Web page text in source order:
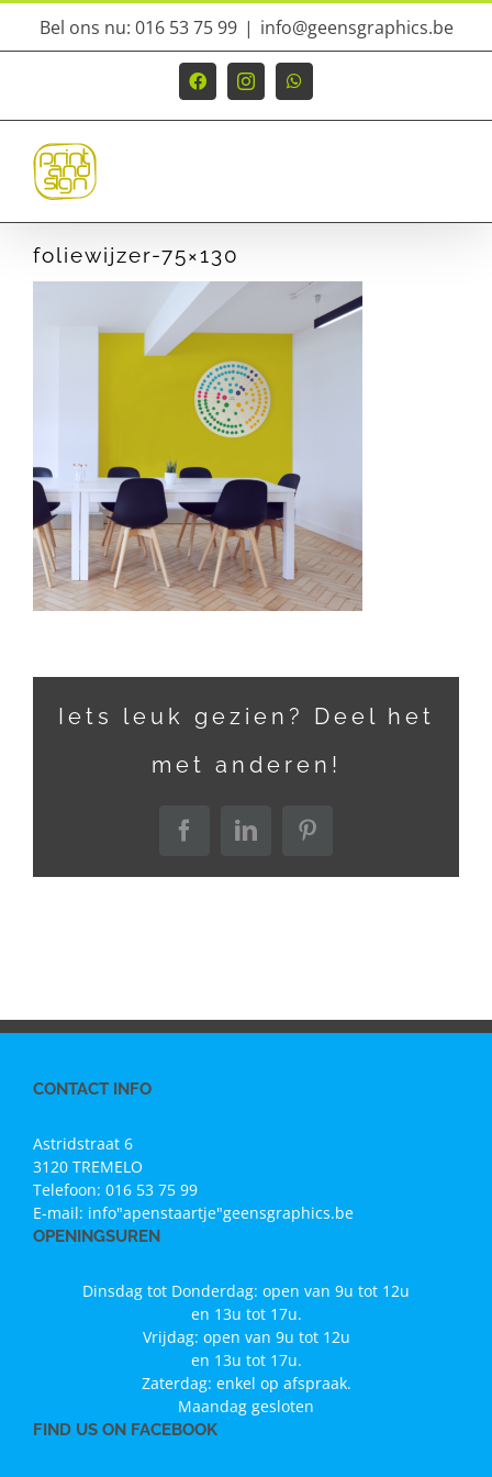
Ga
inhoud
Bel ons nu: 016 53 75 99 | info@geensgraphics.be
FacebookInstagramWhatsApp
foliewijzer-75×130
Iets leuk gezien? Deel het
met anderen!
FacebookLinkedInPinterest
CONTACT INFO
Astridstraat 6
3120 TREMELO
Telefoon: 016 53 75 99
E-mail: info"apenstaartje"geensgraphics.be
OPENINGSUREN
Dinsdag tot Donderdag: open van 9u tot 12u
en 13u tot 17u.
Vrijdag: open van 9u tot 12u
en 13u tot 17u.
Zaterdag: enkel op afspraak.
Maandag gesloten
FIND US ON FACEBOOK